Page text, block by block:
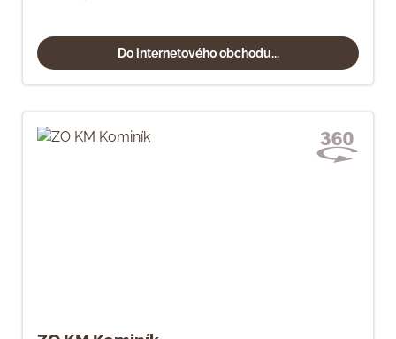
Do internetového obchodu...